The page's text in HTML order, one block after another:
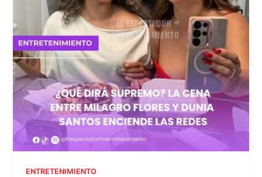
ENTRETENIMIENTO